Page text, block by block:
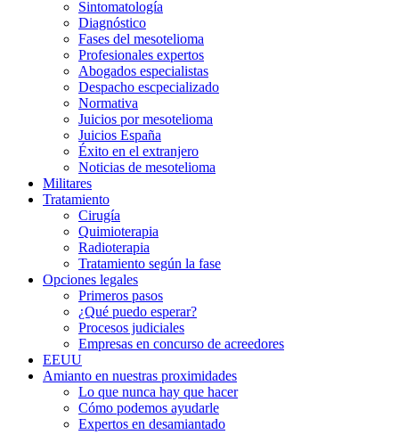
Sintomatología
Diagnóstico
Fases del mesotelioma
Profesionales expertos
Abogados especialistas
Despacho escpecializado
Normativa
Juicios por mesotelioma
Juicios España
Éxito en el extranjero
Noticias de mesotelioma
Militares
Tratamiento
Cirugía
Quimioterapia
Radioterapia
Tratamiento según la fase
Opciones legales
Primeros pasos
¿Qué puedo esperar?
Procesos judiciales
Empresas en concurso de acreedores
EEUU
Amianto en nuestras proximidades
Lo que nunca hay que hacer
Cómo podemos ayudarle
Expertos en desamiantado